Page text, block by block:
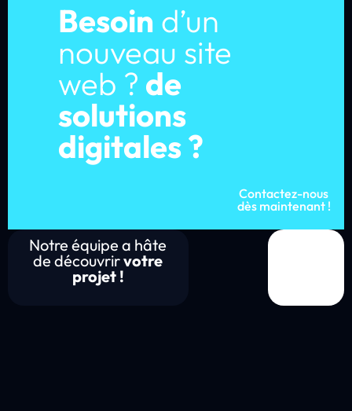
Contactez-nous
dès maintenant !
Besoin d’un
nouveau site
web ? de
solutions
digitales ?
Notre équipe a hâte
de découvrirvotre
projet !